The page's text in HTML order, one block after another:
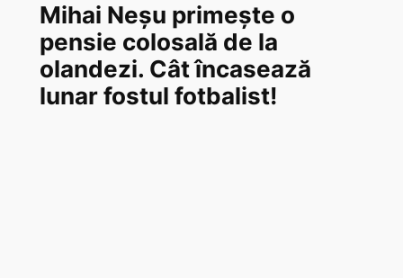
Mihai Neșu primește o
pensie colosală de la
olandezi. Cât încasează
lunar fostul fotbalist!